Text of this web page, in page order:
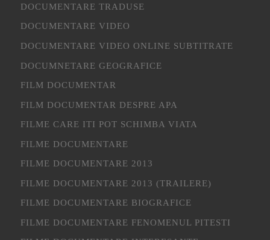
DOCUMENTARE TRADUSE
DOCUMENTARE VIDEO
DOCUMENTARE VIDEO ONLINE SUBTITRATE
DOCUMNETARE GEOGRAFICE
FILM DOCUMENTAR
FILM DOCUMENTAR DESPRE APA
FILME CARE ITI POT SCHIMBA VIATA
FILME DOCUMENTARE
FILME DOCUMENTARE 2013
FILME DOCUMENTARE 2013 (TRAILERE)
FILME DOCUMENTARE BIOGRAFICE
FILME DOCUMENTARE FENOMENUL PITESTI